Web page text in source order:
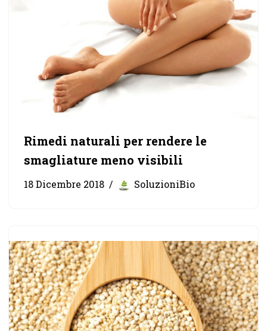
Rimedi naturali per rendere le
smagliature meno visibili
18 Dicembre 2018 SoluzioniBio